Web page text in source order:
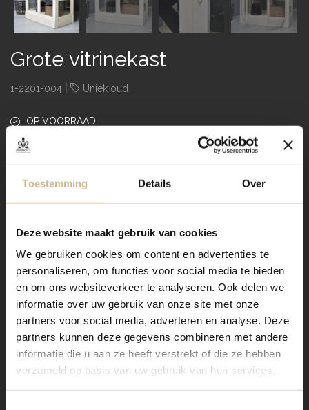
Toestemming Details Over
Deze website maakt gebruik van cookies
We gebruiken cookies om content en advertenties te
personaliseren, om functies voor social media te bieden
en om ons websiteverkeer te analyseren. Ook delen we
informatie over uw gebruik van onze site met onze
partners voor social media, adverteren en analyse. Deze
partners kunnen deze gegevens combineren met andere
informatie die u aan ze heeft verstrekt of die ze hebben
verzameld op basis van uw gebruik van hun services.
Grote vitrinekast
1-2201-004 Uniek oud
OP VOORRAAD
€ 1.995,00
Kleur crème, wit
bouw 1 geheel
Details planken verstelbaar in hoogte